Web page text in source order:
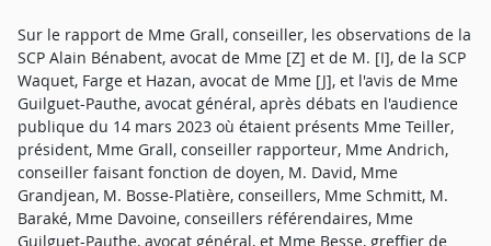
Sur le rapport de Mme Grall, conseiller, les observations de la
SCP Alain Bénabent, avocat de Mme [Z] et de M. [I], de la SCP
Waquet, Farge et Hazan, avocat de Mme [J], et l'avis de Mme
Guilguet-Pauthe, avocat général, après débats en l'audience
publique du 14 mars 2023 où étaient présents Mme Teiller,
président, Mme Grall, conseiller rapporteur, Mme Andrich,
conseiller faisant fonction de doyen, M. David, Mme
Grandjean, M. Bosse-Platière, conseillers, Mme Schmitt, M.
Baraké, Mme Davoine, conseillers référendaires, Mme
Guilguet-Pauthe, avocat général, et Mme Besse, greffier de